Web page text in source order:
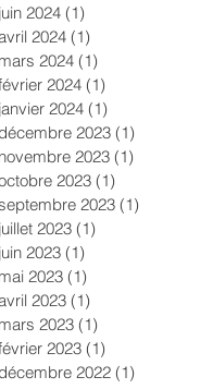
juin 2024 (1)
2024 (1)
mars 2024 (1)
2024 (1)
janvier 2024 (1)
décembre 2023 (1)
novembre 2023 (1)
2023 (1)
septembre 2023 (1)
juillet 2023 (1)
juin 2023 (1)
mai 2023 (1)
2023 (1)
mars 2023 (1)
2023 (1)
décembre 2022 (1)